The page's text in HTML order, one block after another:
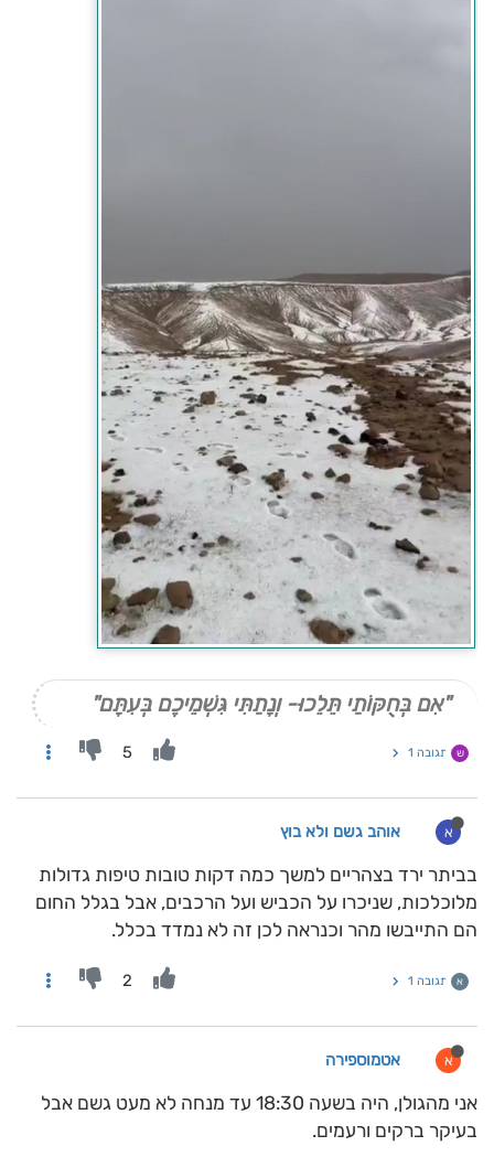
"אִם בְּחֻקּוֹתַי תֵּלֵכוּ- וְנָתַתִּי גִּשְׁמֵיכֶם בְּעִתָּם"
ש תגובה 1 5
א אוהב גשם ולא בוץ
בביתר ירד בצהריים למשך כמה דקות טובות טיפות גדולות
מלוכלכות, שניכרו על הכביש ועל הרכבים, אבל בגלל החום
הם התייבשו מהר וכנראה לכן זה לא נמדד בכלל.
א תגובה 1 2
א אטמוספירה
אני מהגולן, היה בשעה 18:30 עד מנחה לא מעט גשם אבל
בעיקר ברקים ורעמים.